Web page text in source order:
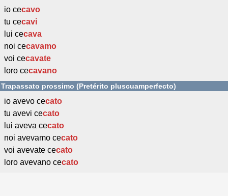
io cecavo
tu cecavi
lui cecava
noi cecavamo
voi cecavate
loro cecavano
Trapassato prossimo (Pretérito pluscuamperfecto)
io avevo cecato
tu avevi cecato
lui aveva cecato
noi avevamo cecato
voi avevate cecato
loro avevano cecato